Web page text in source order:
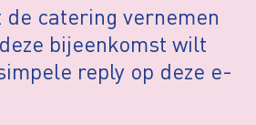
de catering vernemen
bijeenkomst wilt
reply op deze e-